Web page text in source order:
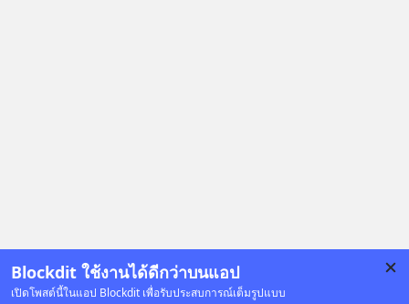
Blockdit ใช้งานได้ดีกว่าบนแอป
เปิดโพสต์นี้ในแอป Blockdit เพื่อรับประสบการณ์เต็มรูปแบบ